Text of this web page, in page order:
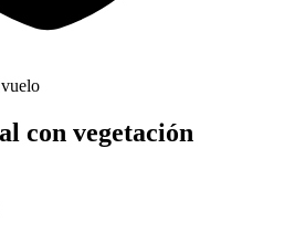
con vegetación